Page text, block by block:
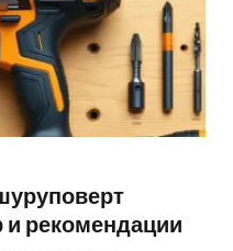
и рекомендации